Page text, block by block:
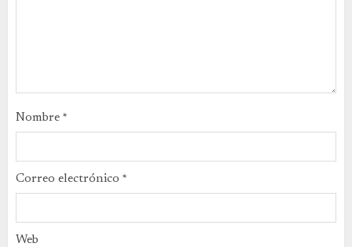
Nombre *
Correo electrónico *
Web